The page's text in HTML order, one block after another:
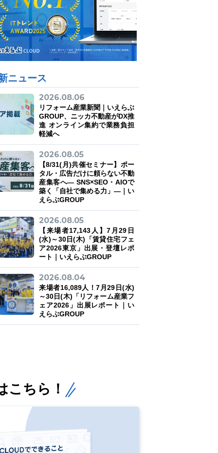
ニュース
2026.08.06
リフォーム産業新聞｜いえらぶ
GROUP、ニッカ不動産がDX推
進 オンライン集約で業務負担
軽減へ
2026.08.05
【8/31(月)共催セミナー】ポー
タル・広告だけに頼らない不動
産集客へ― SNS×SEO・AIOで
築く「自社で集める力」―｜い
えらぶGROUP
2026.08.05
【来場者17,143人】7月29日
(水)～30日(木)「賃貸住宅フェ
ア2026東京」出展・登壇レポ
ート｜いえらぶGROUP
2026.08.04
来場者16,089人！7月29日(水)
～30日(木)「リフォーム産業フ
ェア2026」出展レポート｜い
えらぶGROUP
こちら！